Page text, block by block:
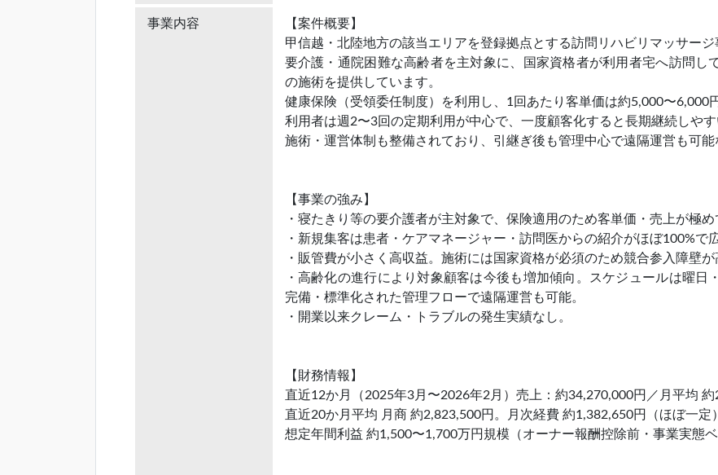
事業内容
【案件概要】
甲信越・北陸地方の該当エリアを登録拠点とする訪問リハビリマッサージ
要介護・通院困難な高齢者を主対象に、国家資格者が利用者宅へ訪問し
の施術を提供しています。
健康保険（受領委任制度）を利用し、1回あたり客単価は約5,000〜6,000
利用者は週2〜3回の定期利用が中心で、一度顧客化すると長期継続しやす
施術・運営体制も整備されており、引継ぎ後も管理中心で遠隔運営も可能
【事業の強み】
・寝たきり等の要介護者が主対象で、保険適用のため客単価・売上が極め
・新規集客は患者・ケアマネージャー・訪問医からの紹介がほぼ100%で
・販管費が小さく高収益。施術には国家資格が必須のため競合参入障壁が
・高齢化の進行により対象顧客は今後も増加傾向。スケジュールは曜
完備・標準化された管理フローで遠隔運営も可能。
・開業以来クレーム・トラブルの発生実績なし。
【財務情報】
直近12か月（2025年3月〜2026年2月）売上：約34,270,000円／月平均 約
直近20か月平均 月商 約2,823,500円。月次経費 約1,382,650円（ほぼ一定
想定年間利益 約1,500〜1,700万円規模（オーナー報酬控除前・事業実態ベ